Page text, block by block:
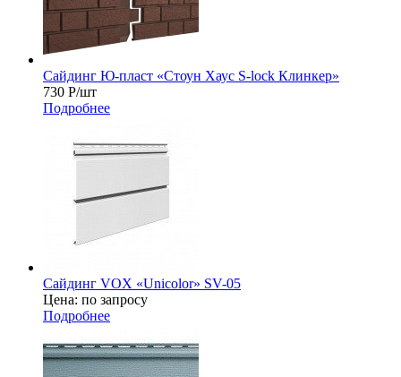
Сайдинг Ю-пласт «Стоун Хаус S-lock Клинкер»
730 Р/шт
Подробнее
Сайдинг VOX «Unicolor» SV-05
Цена: по запросу
Подробнее